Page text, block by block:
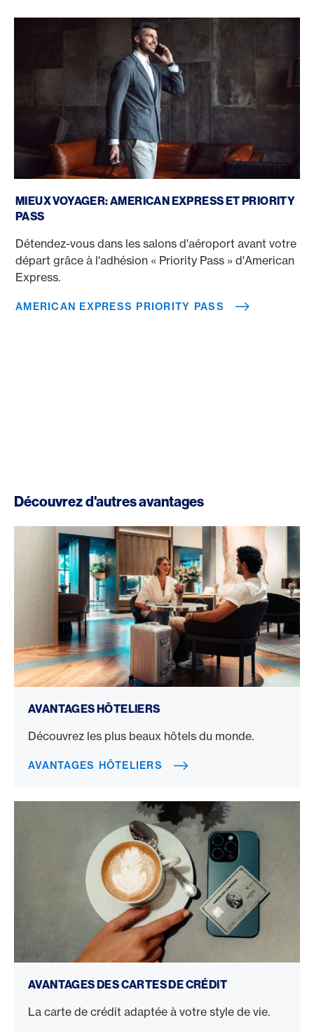
MIEUX VOYAGER: AMERICAN EXPRESS ET PRIORITY
PASS
Détendez-vous dans les salons d'aéroport avant votre
départ grâce à l'adhésion « Priority Pass » d'American
Express.
AMERICAN EXPRESS PRIORITY PASS
Découvrez d'autres avantages
AVANTAGES HÔTELIERS
Découvrez les plus beaux hôtels du monde.
AVANTAGES HÔTELIERS
AVANTAGES DES CARTES DE CRÉDIT
La carte de crédit adaptée à votre style de vie.